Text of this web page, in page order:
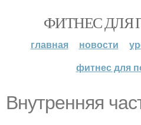
ФИТНЕС ДЛЯ
главная новости
фитнес для
Внутренняя